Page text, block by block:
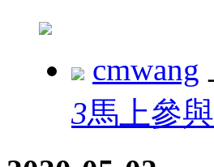
cmwang
3馬上參與